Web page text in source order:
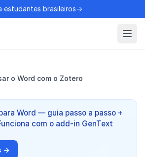
estudantes brasileiros→
o Word com o Zotero
Word — guia passo a passo +
com o add-in GenText
→